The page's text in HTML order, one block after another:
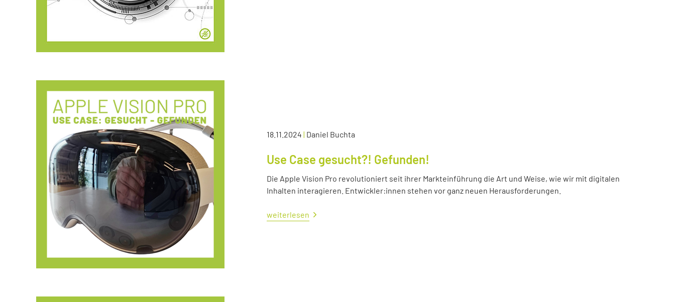
18.11.2024 | Daniel Buchta
Use Case gesucht?! Gefunden!
Die Apple Vision Pro revolutioniert seit ihrer Markteinführung die Art und Weise, wie wir mit digitalen
Inhalten interagieren. Entwickler:innen stehen vor ganz neuen Herausforderungen.
weiterlesen